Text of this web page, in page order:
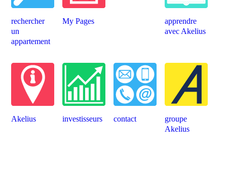
rechercher
un
appartement
My Pages
apprendre
avec Akelius
Akelius investisseurs contact
groupe
Akelius